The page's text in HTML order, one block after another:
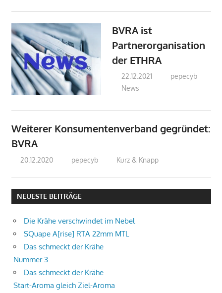
BVRA ist
Partnerorganisation
der ETHRA
22.12.2021
pepecyb
News
Weiterer Konsumentenverband gegründet:
BVRA
20.12.2020 pepecyb Kurz & Knapp
NEUESTE BEITRÄGE
Die Krähe verschwindet im Nebel
SQuape A[rise] RTA 22mm MTL
Das schmeckt der Krähe
Nummer 3
Das schmeckt der Krähe
Start-Aroma gleich Ziel-Aroma